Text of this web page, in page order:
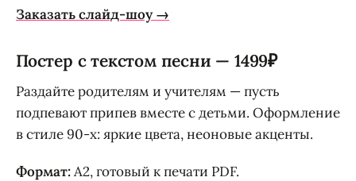
Заказать слайд-шоу →
Постер с текстом песни — 1499₽
Раздайте родителям и учителям — пусть
подпевают припев вместе с детьми. Оформление
в стиле 90-х: яркие цвета, неоновые акценты.
Формат:A2, готовый к печати PDF.